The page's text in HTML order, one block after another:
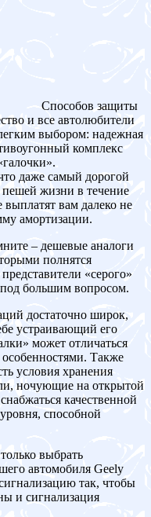
Способов защиты
и все автолюбители
выбором: надежная
комплекс
даже самый дорогой
пешей жизни в течение
вам далеко не
амортизации.
– дешевые аналоги
полнятся
«серого»
большим вопросом.
достаточно широк,
устраивающий его
может отличаться
Также
условия хранения
ночующие на открытой
качественной
способной
выбрать
автомобиля Geely
так, чтобы
и сигнализация